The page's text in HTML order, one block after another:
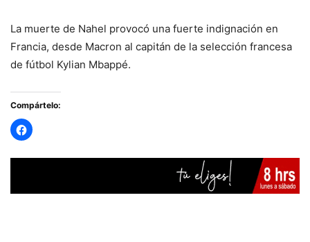
La muerte de Nahel provocó una fuerte indignación en
Francia, desde Macron al capitán de la selección francesa
de fútbol Kylian Mbappé.
Compártelo: